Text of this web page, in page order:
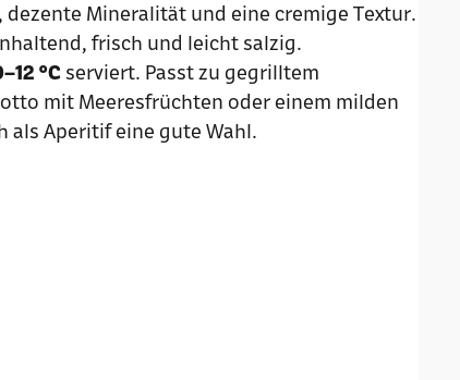
dezente Mineralität und eine cremige Textur.
frisch und leicht salzig.
°C serviert. Passt zu gegrilltem
mit Meeresfrüchten oder einem milden
als Aperitif eine gute Wahl.